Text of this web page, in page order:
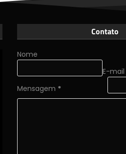
Contato
Nome
E-mail
Mensagem *